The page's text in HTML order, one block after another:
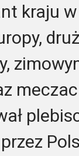
kraju